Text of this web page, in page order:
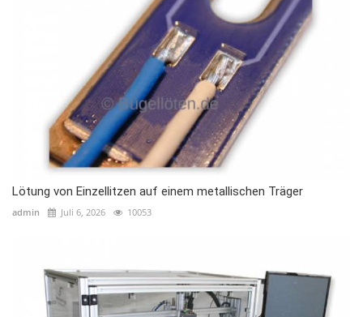
Lötung von Einzellitzen auf einem metallischen Träger
admin Juli 6, 2026 10053